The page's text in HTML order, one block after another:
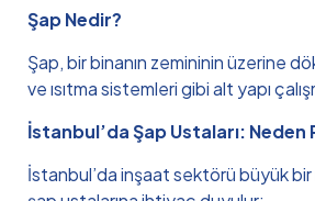
Şap Nedir?
Şap, bir binanın zemininin üzerine
ve ısıtma sistemleri gibi alt yapı
İstanbul’da Şap Ustaları:
İstanbul’da inşaat sektörü büyük bir